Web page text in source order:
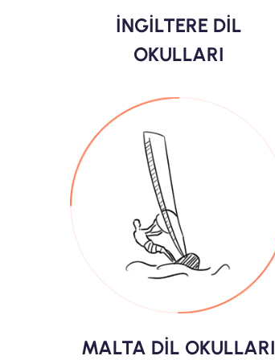
İNGİLTERE DİL
OKULLARI
MALTA DİL OKULLARI